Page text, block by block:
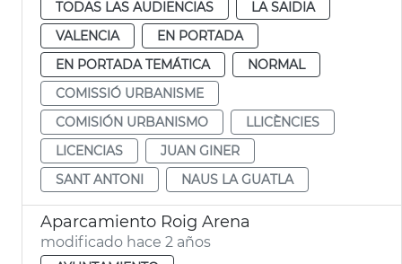
TODAS LAS AUDIENCIAS
LA SAIDIA
VALENCIA
EN PORTADA
EN PORTADA TEMÁTICA
NORMAL
COMISSIÓ URBANISME
COMISIÓN URBANISMO
LLICÈNCIES
LICENCIAS
JUAN GINER
SANT ANTONI
NAUS LA GUATLA
Aparcamiento Roig Arena
modificado hace 2 años